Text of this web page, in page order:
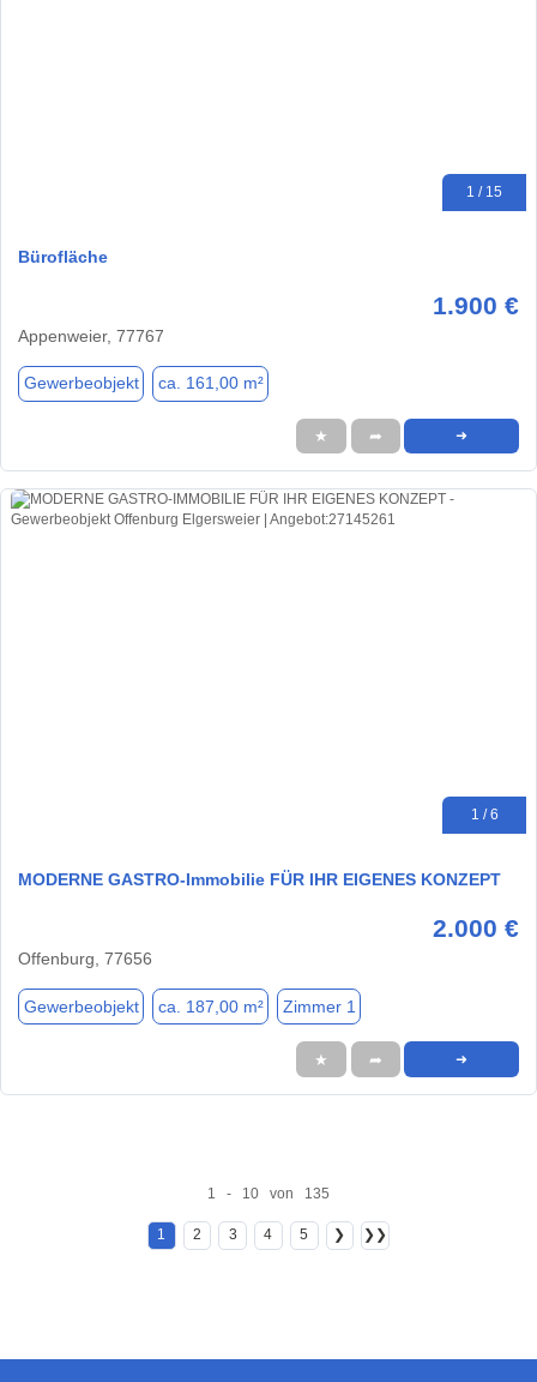
1 / 15
Bürofläche
1.900 €
Appenweier, 77767
Gewerbeobjekt ca. 161,00 m²
★ ➦ ➜
1 / 6
MODERNE GASTRO-Immobilie FÜR IHR EIGENES KONZEPT
2.000 €
Offenburg, 77656
Gewerbeobjekt ca. 187,00 m² Zimmer 1
★ ➦ ➜
1 - 10 von 135
1 2 3 4 5 ❯ ❯❯